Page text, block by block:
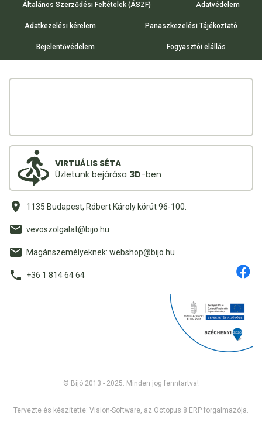
Általános Szerződési Feltételek (ÁSZF) Adatvédelem
Adatkezelési kérelem Panaszkezelési Tájékoztató
Bejelentővédelem Fogyasztói elállás
VIRTUÁLIS SÉTA
Üzletünk bejárása 3D-ben
1135 Budapest, Róbert Károly körút 96-100.
vevoszolgalat@bijo.hu
Magánszemélyeknek: webshop@bijo.hu
+36 1 814 64 64
Tervezte és készítette: Vision-Software, az Octopus 8 ERP forgalmazója.
© Bijó 2013 - 2025. Minden jog fenntartva!